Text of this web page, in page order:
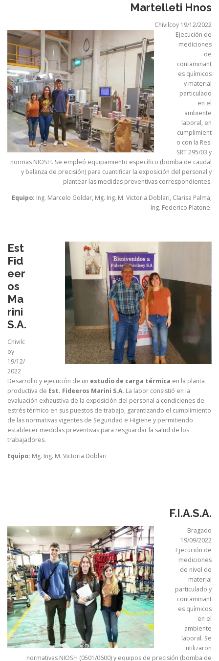
Martelleti Hnos
Chivilcoy 19/12/2022
Ejecución de
mediciones
de
contaminant
es químicos
y material
particulado
en el
ambiente
laboral, en
cumplimient
o con la Res.
SRT 295/03 y
normas NIOSH. Se empleó equipamiento específico (bomba de caudal
y balanza de precisión) para cuantificar la exposición del personal y
plantear las medidas preventivas correspondientes.
Equipo: Ing. Marcelo Goldar, Mg. Ing. M. Victoria Doblari, Clarisa Palma,
Ing. Federico Platone.
Est
Fid
eer
os
Ma
rini
S.A.
Chivilc
oy
19/12/
2022
Desarrollo y ejecución de un estudio de carga térmica en la planta
productiva de Est. Fideeros Marini S.A. La labor consistió en la
evaluación exhaustiva de la exposición del personal a condiciones de
estrés térmico en sus puestos de trabajo, garantizando el cumplimiento
de las normativas vigentes de Seguridad e Higiene y permitiendo
establecer medidas preventivas para resguardar la salud de los
trabajadores.
Equipo: Mg. Ing. M. Victoria Doblari
F.I.A.S.A.
Bragado
19/09/2022
Ejecución de
mediciones
de nivel de
material
particulado y
contaminant
es químicos
en el
ambiente
laboral. Se
utilizaron
normativas NIOSH (0501/0600) y equipos de precisión (bomba de